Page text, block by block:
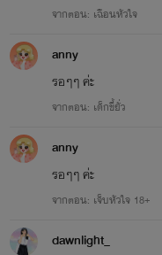
จากตอน: เฉือนหัวใจ
anny
รอๆๆ ค่ะ
จากตอน: เด็กขี้ยั่ว
anny
รอๆๆ ค่ะ
จากตอน: เจ็บหัวใจ 18+
dawnlight_